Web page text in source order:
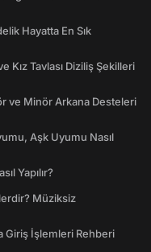
Hayatta En Sık
Kız Tavlası Diziliş Şekilleri
ve Minör Arkana Desteleri
Aşk Uyumu Nasıl
Yapılır?
Müziksiz
Giriş İşlemleri Rehberi